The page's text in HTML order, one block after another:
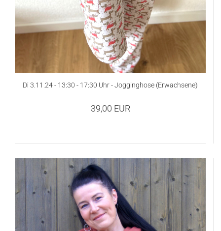
Di 3.11.24 - 13:30 - 17:30 Uhr - Jogginghose (Erwachsene)
39,00 EUR